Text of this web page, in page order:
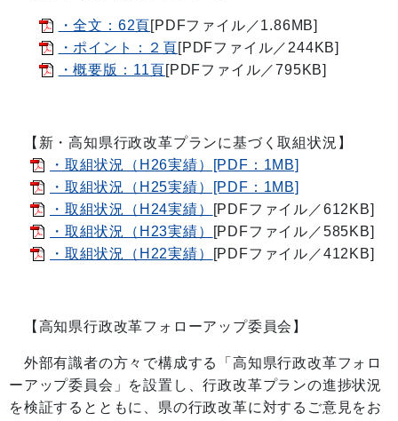
・全文：62頁[PDFファイル／1.86MB]
・ポイント：２頁[PDFファイル／244KB]
・概要版：11頁[PDFファイル／795KB]
【新・高知県行政改革プランに基づく取組状況】
・取組状況（H26実績）[PDF：1MB]
・取組状況（H25実績）[PDF：1MB]
・取組状況（H24実績）
[PDFファイル／612KB]
・取組状況（H23実績）
[PDFファイル／585KB]
・取組状況（H22実績）
[PDFファイル／412KB]
【高知県行政改革フォローアップ委員会】
外部有識者の方々で構成する「高知県行政改革フォロ
ーアップ委員会」を設置し、行政改革プランの進捗状況
を検証するとともに、県の行政改革に対するご意見をお